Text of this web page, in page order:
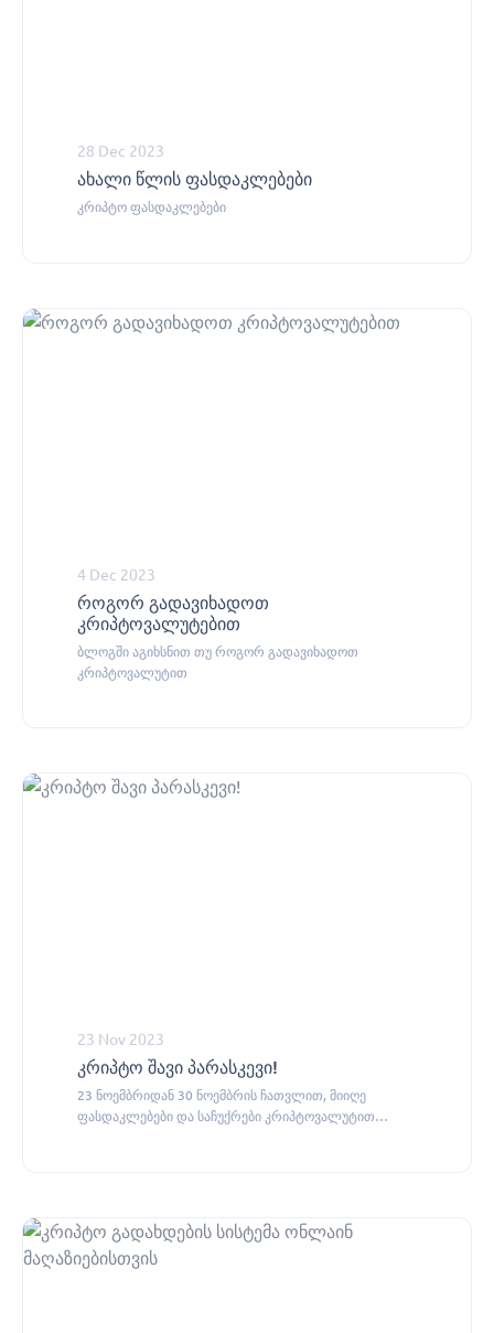
ახალი წლის ფასდაკლებები
კრიპტო ფასდაკლებები
28 Dec 2023
როგორ გადავიხადოთ
კრიპტოვალუტებით
ბლოგში აგიხსნით თუ როგორ გადავიხადოთ
კრიპტოვალუტით
4 Dec 2023
კრიპტო შავი პარასკევი!
23 ნოემბრიდან 30 ნოემბრის ჩათვლით, მიიღე
ფასდაკლებები და საჩუქრები კრიპტოვალუტით
23 Nov 2023